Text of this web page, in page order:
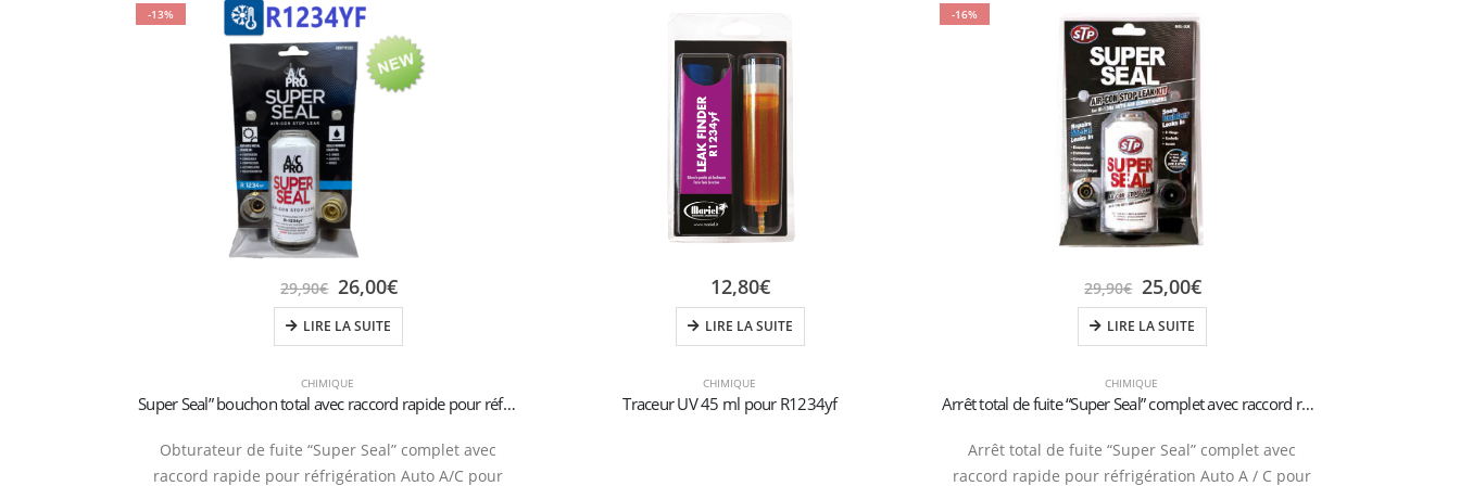
-13%
CHIMIQUE
Super Seal” bouchon total avec raccord rapide pour réfrigération Car R1234YF
Obturateur de fuite “Super Seal” complet avec
raccord rapide pour réfrigération Auto A/C pour
29,90€ 26,00€
LIRE LA SUITE
CHIMIQUE
Traceur UV 45 ml pour R1234yf
12,80€
LIRE LA SUITE
-16%
CHIMIQUE
Arrêt total de fuite “Super Seal” complet avec raccord rapide pour réfrigération Auto R134a
Arrêt total de fuite “Super Seal” complet avec
raccord rapide pour réfrigération Auto A / C pour
29,90€ 25,00€
LIRE LA SUITE